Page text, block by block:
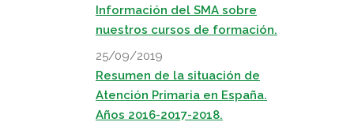
Información del SMA sobre
nuestros cursos de formación.
25/09/2019
Resumen de la situación de
Atención Primaria en España.
Años 2016-2017-2018.